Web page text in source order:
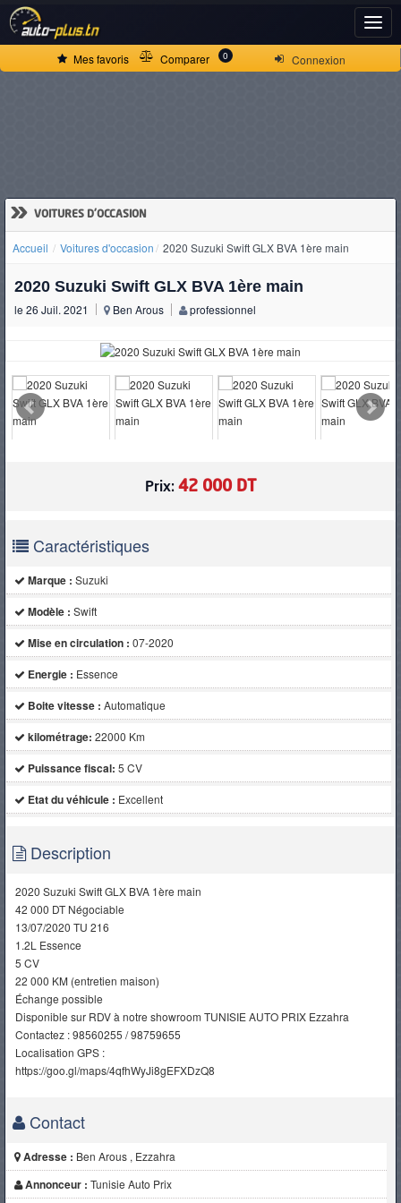
Connexion
Mes favoris Comparer 0
» VOITURES D'OCCASION
Accueil Voitures d'occasion 2020 Suzuki Swift GLX BVA 1ère main
2020 Suzuki Swift GLX BVA 1ère main
le 26 Juil. 2021 Ben Arous professionnel
Prix: 42 000 DT
Caractéristiques
Marque : Suzuki
Modèle : Swift
Mise en circulation : 07-2020
Energie : Essence
Boite vitesse : Automatique
kilométrage: 22000 Km
Puissance fiscal: 5 CV
Etat du véhicule : Excellent
Description
2020 Suzuki Swift GLX BVA 1ère main
42 000 DT Négociable
13/07/2020 TU 216
1.2L Essence
5 CV
22 000 KM (entretien maison)
Échange possible
Disponible sur RDV à notre showroom TUNISIE AUTO PRIX Ezzahra
Contactez : 98560255 / 98759655
Localisation GPS :
https://goo.gl/maps/4qfhWyJi8gEFXDzQ8
Contact
Adresse : Ben Arous , Ezzahra
Annonceur : Tunisie Auto Prix
ACCUEIL
D'OCCASION
PNEUS